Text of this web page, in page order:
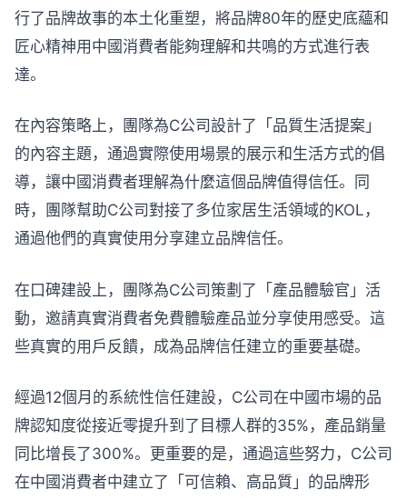
行了品牌故事的本土化重塑，將品牌80年的歷史底蘊和
匠心精神用中國消費者能夠理解和共鳴的方式進行表
達。
在內容策略上，團隊為C公司設計了「品質生活提案」
的內容主題，通過實際使用場景的展示和生活方式的倡
導，讓中國消費者理解為什麼這個品牌值得信任。同
時，團隊幫助C公司對接了多位家居生活領域的KOL，
通過他們的真實使用分享建立品牌信任。
在口碑建設上，團隊為C公司策劃了「產品體驗官」活
動，邀請真實消費者免費體驗產品並分享使用感受。這
些真實的用戶反饋，成為品牌信任建立的重要基礎。
經過12個月的系統性信任建設，C公司在中國市場的品
牌認知度從接近零提升到了目標人群的35%，產品銷量
同比增長了300%。更重要的是，通過這些努力，C公司
在中國消費者中建立了「可信賴、高品質」的品牌形